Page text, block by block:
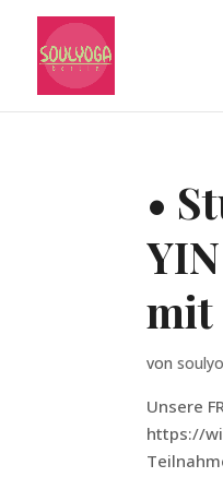
•
mit
von
Unsere
https://